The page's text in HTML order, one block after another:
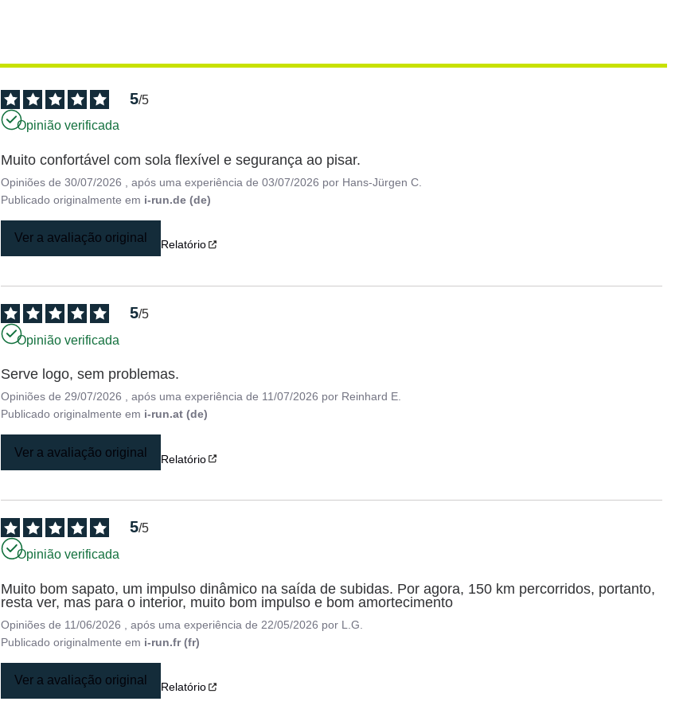
5/5
Opinião verificada
Muito confortável com sola flexível e segurança ao pisar.
Opiniões de30/07/2026 , após uma experiência de03/07/2026 por Hans-Jürgen C.
Publicado originalmente em i-run.de (de)
Ver a avaliação original Relatório
5/5
Opinião verificada
Serve logo, sem problemas.
Opiniões de 29/07/2026 , após uma experiência de 11/07/2026 por Reinhard E.
Publicado originalmente em i-run.at (de)
Ver a avaliação original Relatório
5/5
Opinião verificada
Muito bom sapato, um impulso dinâmico na saída de subidas. Por agora, 150 km percorridos, portanto,
resta ver, mas para o interior, muito bom impulso e bom amortecimento
Opiniões de 11/06/2026 , após uma experiência de 22/05/2026 por L.G.
Publicado originalmente em i-run.fr (fr)
Ver a avaliação original Relatório